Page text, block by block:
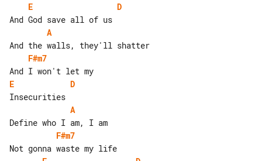
E
D
A
F#m7
E
D
A
F#m7